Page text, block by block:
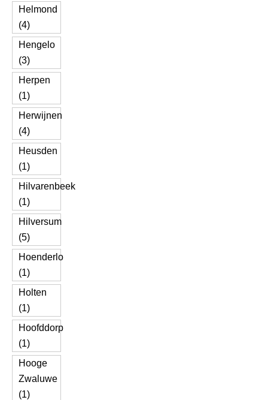
Helmond
(4)
Hengelo
(3)
Herpen
(1)
Herwijnen
(4)
Heusden
(1)
Hilvarenbeek
(1)
Hilversum
(5)
Hoenderlo
(1)
Holten
(1)
Hoofddorp
(1)
Hooge
Zwaluwe
(1)